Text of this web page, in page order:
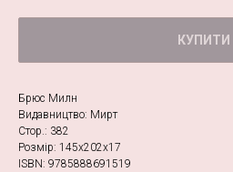
КУПИТИ
Брюс Милн
Видавництво: Мирт
Стор.: 382
Розмір: 145х202х17
ISBN: 9785888691519